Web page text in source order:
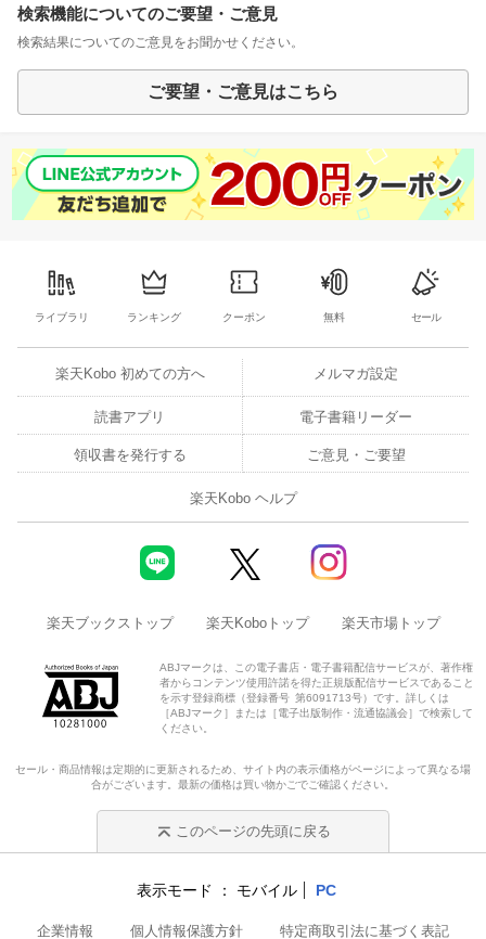
検索機能についてのご要望・ご意見
検索結果についてのご意見をお聞かせください。
ご要望・ご意見はこちら
ライブラリ ランキング クーポン 無料 セール
楽天Kobo 初めての方へ メルマガ設定
読書アプリ 電子書籍リーダー
領収書を発行する ご意見・ご要望
楽天Kobo ヘルプ
楽天ブックストップ 楽天Koboトップ 楽天市場トップ
ABJマークは、この電子書店・電子書籍配信サービスが、著作権
者からコンテンツ使用許諾を得た正規版配信サービスであること
を示す登録商標（登録番号 第6091713号）です。詳しくは
［ABJマーク］または［電子出版制作・流通協議会］で検索して
ください。
セール・商品情報は定期的に更新されるため、サイト内の表示価格がページによって異なる場
合がございます。最新の価格は買い物かごでご確認ください。
このページの先頭に戻る
表示モード モバイル PC
企業情報 個人情報保護方針 特定商取引法に基づく表記